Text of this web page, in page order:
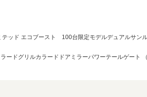
テッド エコブースト 100台限定モデルデュアルサン
ドグリルカラードドアミラーパワーテールゲート